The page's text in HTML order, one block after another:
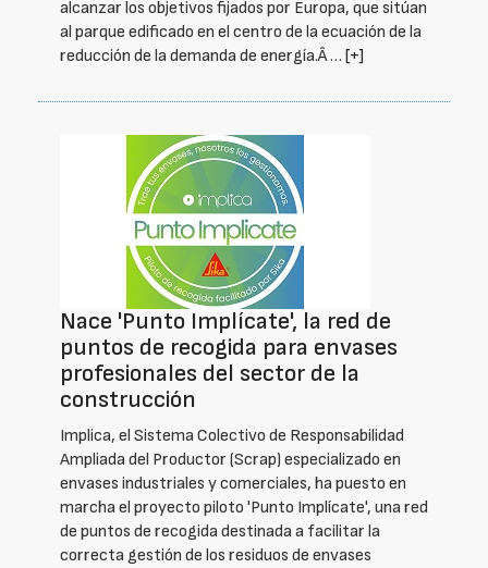
alcanzar los objetivos fijados por Europa, que sitúan
al parque edificado en el centro de la ecuación de la
reducción de la demanda de energía.Â … [+]
Nace 'Punto Implícate', la red de
puntos de recogida para envases
profesionales del sector de la
construcción
Implica, el Sistema Colectivo de Responsabilidad
Ampliada del Productor (Scrap) especializado en
envases industriales y comerciales, ha puesto en
marcha el proyecto piloto 'Punto Implícate', una red
de puntos de recogida destinada a facilitar la
correcta gestión de los residuos de envases